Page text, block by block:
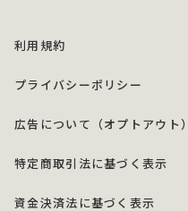
利用規約
プライバシーポリシー
広告について（オプトアウト）
特定商取引法に基づく表示
資金決済法に基づく表示